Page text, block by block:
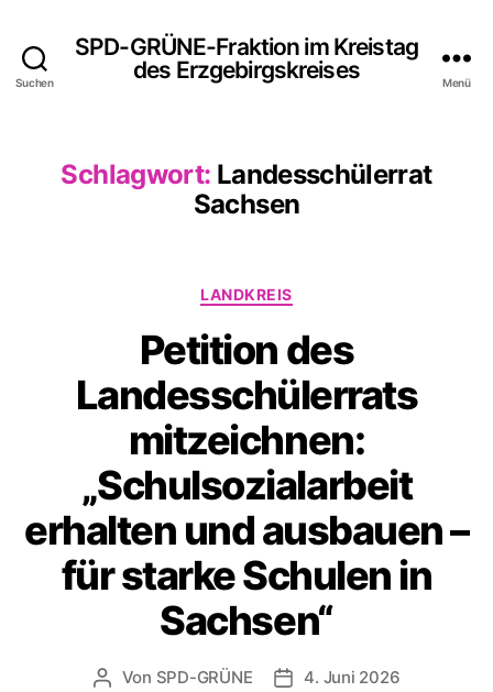
Suchen
SPD-GRÜNE-Fraktion im Kreistag
des Erzgebirgskreises
Menü
Schlagwort: Landesschülerrat
Sachsen
Kategorien
LANDKREIS
Petition des
Landesschülerrats
mitzeichnen:
„Schulsozialarbeit
erhalten und ausbauen –
für starke Schulen in
Sachsen“
Beitragsautor
Von SPD-GRÜNE Veröffentlichungsdatum
4. Juni 2026